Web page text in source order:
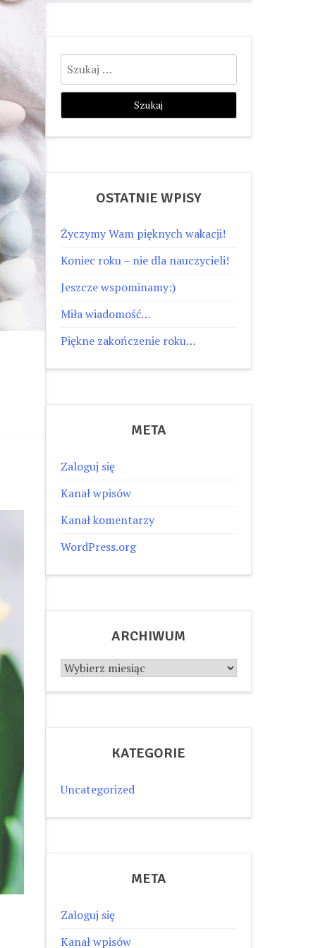
Szukaj:
OSTATNIE WPISY
Życzymy Wam pięknych wakacji!
Koniec roku – nie dla nauczycieli!
Jeszcze wspominamy:)
Miła wiadomość…
Piękne zakończenie roku…
META
Zaloguj się
Kanał wpisów
Kanał komentarzy
WordPress.org
ARCHIWUM
Archiwum
KATEGORIE
Uncategorized
META
Zaloguj się
Kanał wpisów